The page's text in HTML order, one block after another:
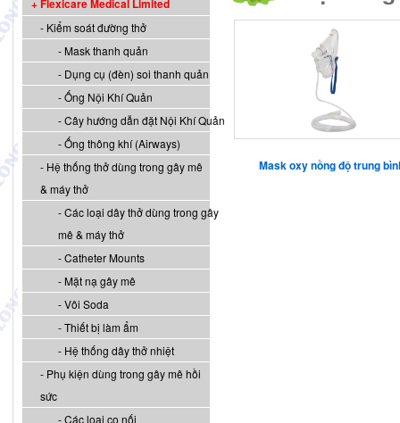
Flexicare Medical Limited
Kiểm soát đường thở
Mask thanh quản
Dụng cụ (đèn) soi thanh quản
Ống Nội Khí Quản
Cây hướng dẫn đặt Nội Khí Quản
Ống thông khí (Airways)
Hệ thống thở dùng trong gây mê
& máy thở
Các loại dây thở dùng trong gây
mê & máy thở
Catheter Mounts
Mặt nạ gây mê
Vôi Soda
Thiết bị làm ẩm
Hệ thống dây thở nhiệt
Phụ kiện dùng trong gây mê hồi
sức
Các loại co nối
Mask oxy nồng độ trung